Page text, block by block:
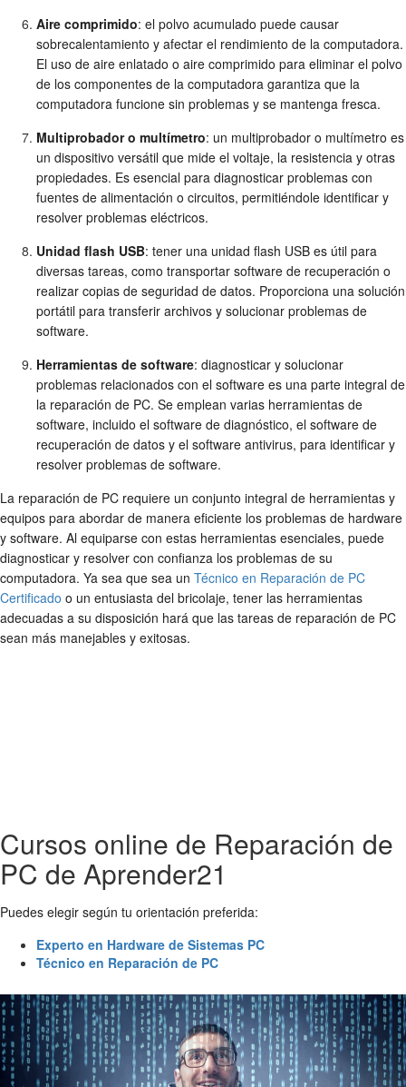
Aire comprimido: el polvo acumulado puede causar
sobrecalentamiento y afectar el rendimiento de la computadora.
El uso de aire enlatado o aire comprimido para eliminar el polvo
de los componentes de la computadora garantiza que la
computadora funcione sin problemas y se mantenga fresca.
Multiprobador o multímetro: un multiprobador o multímetro es
un dispositivo versátil que mide el voltaje, la resistencia y otras
propiedades. Es esencial para diagnosticar problemas con
fuentes de alimentación o circuitos, permitiéndole identificar y
resolver problemas eléctricos.
Unidad flash USB: tener una unidad flash USB es útil para
diversas tareas, como transportar software de recuperación o
realizar copias de seguridad de datos. Proporciona una solución
portátil para transferir archivos y solucionar problemas de
software.
Herramientas de software: diagnosticar y solucionar
problemas relacionados con el software es una parte integral de
la reparación de PC. Se emplean varias herramientas de
software, incluido el software de diagnóstico, el software de
recuperación de datos y el software antivirus, para identificar y
resolver problemas de software.
La reparación de PC requiere un conjunto integral de herramientas y
equipos para abordar de manera eficiente los problemas de hardware
y software. Al equiparse con estas herramientas esenciales, puede
diagnosticar y resolver con confianza los problemas de su
computadora. Ya sea que sea un Técnico en Reparación de PC
Certificado o un entusiasta del bricolaje, tener las herramientas
adecuadas a su disposición hará que las tareas de reparación de PC
sean más manejables y exitosas.
Cursos online de Reparación de
PC de Aprender21
Puedes elegir según tu orientación preferida:
Experto en Hardware de Sistemas PC
Técnico en Reparación de PC